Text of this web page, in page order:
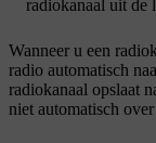
radiokanaal uit de
Wanneer u een
radio automatisch
radiokanaal opslaat
niet automatisch